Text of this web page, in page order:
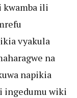
ili
vyakula
na
napikia
ingedumu wiki